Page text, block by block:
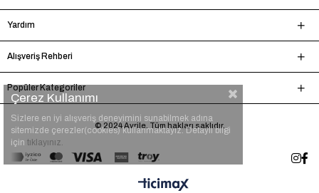
Yardım
Alışveriş Rehberi
Popüler Kategoriler
© 2024 Avrile. Tüm hakları saklıdır.
Çerez Kullanımı
Sizlere en iyi alışveriş deneyimini sunabilmek adına
sitemizde çerezler(cookies) kullanmaktayız. Detaylı bilgi
için tıklayınız.